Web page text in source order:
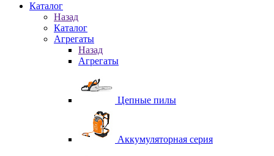
Каталог
Назад
Каталог
Агрегаты
Назад
Агрегаты
Цепные пилы
Аккумуляторная серия